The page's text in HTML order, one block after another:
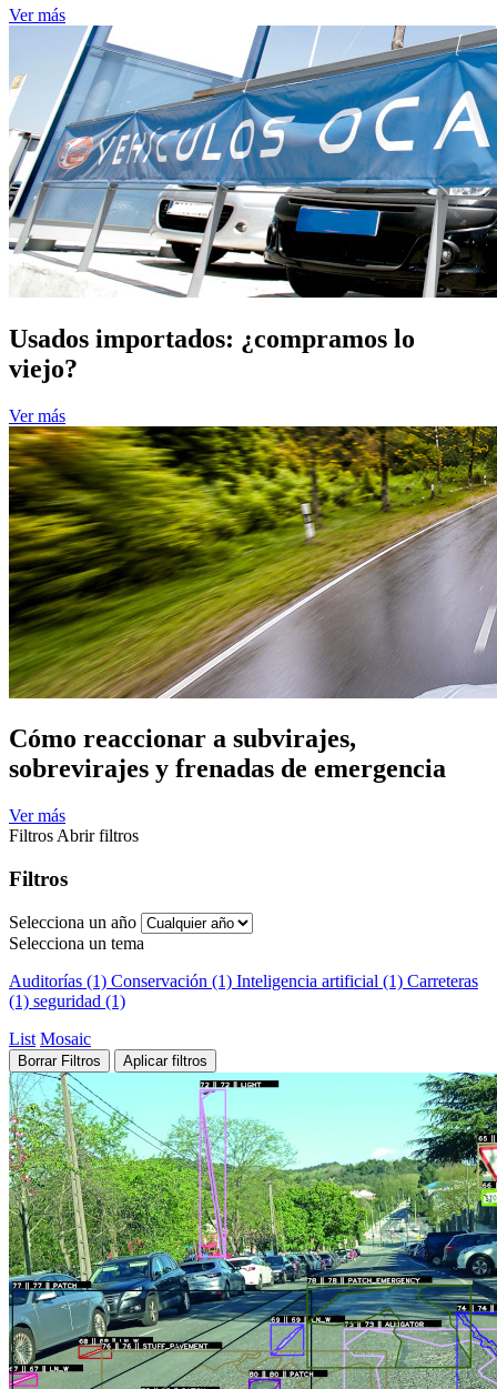
Ver más
Usados importados: ¿compramos lo
viejo?
Ver más
Cómo reaccionar a subvirajes,
sobrevirajes y frenadas de emergencia
Ver más
Filtros Abrir filtros
Filtros
Selecciona un año
Selecciona un tema
Auditorías (1) Conservación (1) Inteligencia artificial (1) Carreteras
(1) seguridad (1)
List Mosaic
Borrar Filtros Aplicar filtros